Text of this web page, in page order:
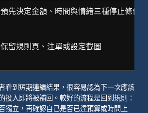
預先決定金額、時間與情緒三種停止條件
保留規則頁、注單或設定截圖
看到短期連續結果，很容易認為下一次應該
投入即將被補回。較好的流程是回到規則：
獨立，再確認自己是否已達預算或時間上